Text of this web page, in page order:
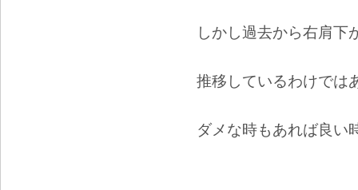
しかし過去から右肩下
推移しているわけでは
ダメな時もあれば良い